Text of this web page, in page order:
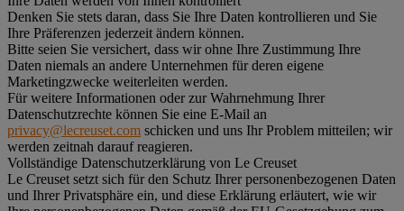
Denken Sie stets daran, dass Sie Ihre Daten kontrollieren und Sie
Ihre Präferenzen jederzeit ändern können.
Bitte seien Sie versichert, dass wir ohne Ihre Zustimmung Ihre
Daten niemals an andere Unternehmen für deren eigene
Marketingzwecke weiterleiten werden.
Für weitere Informationen oder zur Wahrnehmung Ihrer
Datenschutzrechte können Sie eine E-Mail an
privacy@lecreuset.com schicken und uns Ihr Problem mitteilen; wir
werden zeitnah darauf reagieren.
Vollständige Datenschutzerklärung von Le Creuset
Le Creuset setzt sich für den Schutz Ihrer personenbezogenen Daten
und Ihrer Privatsphäre ein, und diese Erklärung erläutert, wie wir